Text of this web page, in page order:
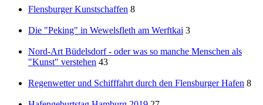
Flensburger Kunstschaffen 8
Die "Peking" in Wewelsfleth am Werftkai 3
Nord-Art Büdelsdorf - oder was so manche Menschen als
"Kunst" verstehen 43
Regenwetter und Schifffahrt durch den Flensburger Hafen 8